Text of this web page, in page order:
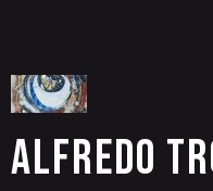
Alfredo